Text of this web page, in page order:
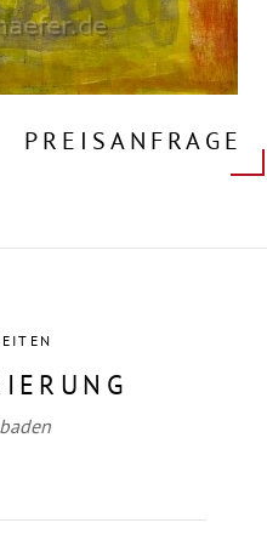
PREISANFRAGE